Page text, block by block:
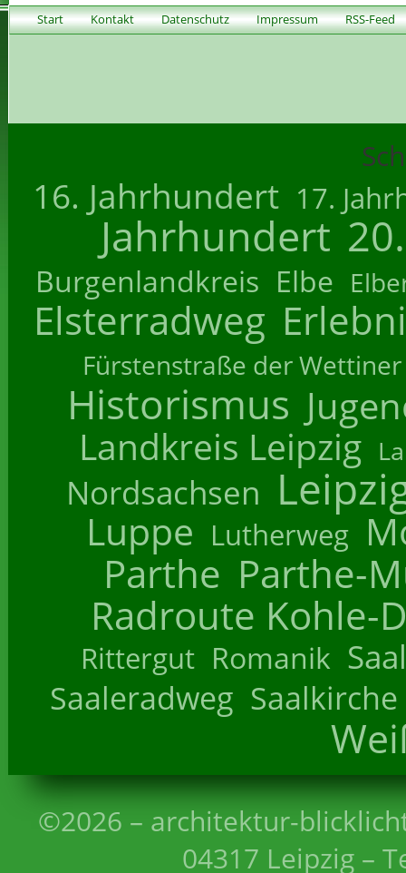
Start Kontakt Datenschutz Impressum RSS-Feed
16. Jahrhundert 17.
Jahrhundert
Burgenlandkreis Elbe
Elsterradweg
Fürstenstraße der Wettiner
Historismus
Landkreis Leipzig
Nordsachsen
Luppe Lutherweg
Parthe Parthe-
Radroute Kohle-
Rittergut Romanik
Saaleradweg Saalkirche
©2026 – architektur-
04317 Leipzig –